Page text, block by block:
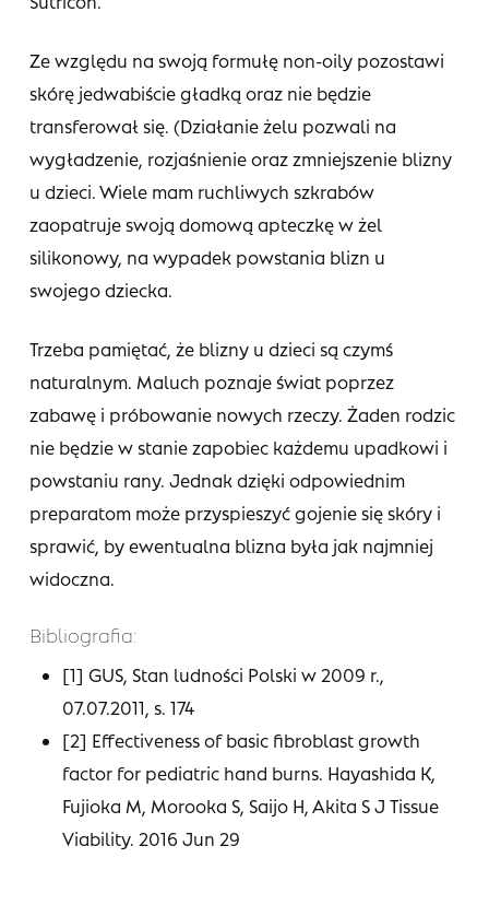
Ze względu na swoją formułę non-oily pozostawi
skórę jedwabiście gładką oraz nie będzie
transferował się. (Działanie żelu pozwali na
wygładzenie, rozjaśnienie oraz zmniejszenie blizny
u dzieci. Wiele mam ruchliwych szkrabów
zaopatruje swoją domową apteczkę w żel
silikonowy, na wypadek powstania blizn u
swojego dziecka.
Trzeba pamiętać, że blizny u dzieci są czymś
naturalnym. Maluch poznaje świat poprzez
zabawę i próbowanie nowych rzeczy. Żaden rodzic
nie będzie w stanie zapobiec każdemu upadkowi i
powstaniu rany. Jednak dzięki odpowiednim
preparatom może przyspieszyć gojenie się skóry i
sprawić, by ewentualna blizna była jak najmniej
widoczna.
Bibliografia:
[1] GUS, Stan ludności Polski w 2009 r.,
07.07.2011, s. 174
[2] Effectiveness of basic fibroblast growth
factor for pediatric hand burns. Hayashida K,
Fujioka M, Morooka S, Saijo H, Akita S J Tissue
Viability. 2016 Jun 29